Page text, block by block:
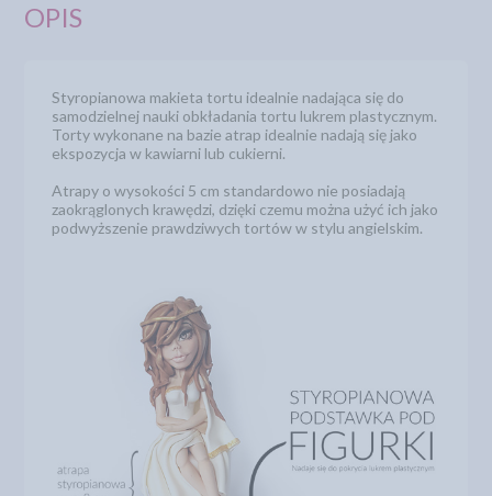
OPIS
Styropianowa makieta tortu idealnie nadająca się do
samodzielnej nauki obkładania tortu lukrem plastycznym.
Torty wykonane na bazie atrap idealnie nadają się jako
ekspozycja w kawiarni lub cukierni.
Atrapy o wysokości 5 cm standardowo nie posiadają
zaokrąglonych krawędzi, dzięki czemu można użyć ich jako
podwyższenie prawdziwych tortów w stylu angielskim.